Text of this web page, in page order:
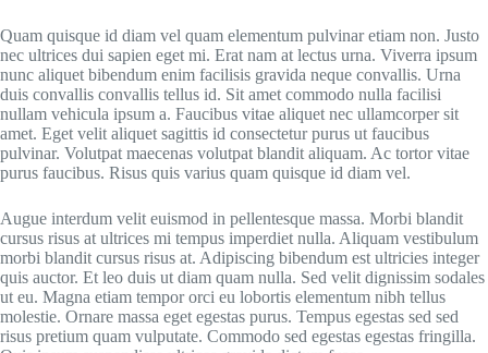
Quam quisque id diam vel quam elementum pulvinar etiam non. Justo
nec ultrices dui sapien eget mi. Erat nam at lectus urna. Viverra ipsum
nunc aliquet bibendum enim facilisis gravida neque convallis. Urna
duis convallis convallis tellus id. Sit amet commodo nulla facilisi
nullam vehicula ipsum a. Faucibus vitae aliquet nec ullamcorper sit
amet. Eget velit aliquet sagittis id consectetur purus ut faucibus
pulvinar. Volutpat maecenas volutpat blandit aliquam. Ac tortor vitae
purus faucibus. Risus quis varius quam quisque id diam vel.
Augue interdum velit euismod in pellentesque massa. Morbi blandit
cursus risus at ultrices mi tempus imperdiet nulla. Aliquam vestibulum
morbi blandit cursus risus at. Adipiscing bibendum est ultricies integer
quis auctor. Et leo duis ut diam quam nulla. Sed velit dignissim sodales
ut eu. Magna etiam tempor orci eu lobortis elementum nibh tellus
molestie. Ornare massa eget egestas purus. Tempus egestas sed sed
risus pretium quam vulputate. Commodo sed egestas egestas fringilla.